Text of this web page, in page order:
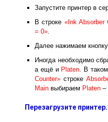
Запустите принтер в
В строке «Ink Absorber
= 0».
Далее нажимаем кнопку
Иногда необходимо
а ещё и Platen. В
Counter» строке
Main выбираем Platen –
Перезагрузите принтер.